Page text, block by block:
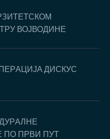
ВОЈВОДИНЕ
ДИСКУС
ПO ПРВИ ПУT